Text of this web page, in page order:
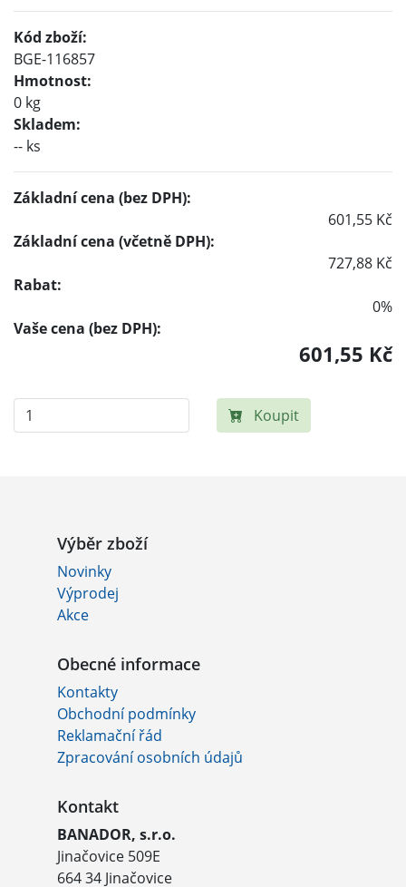
Kód zboží:
BGE-116857
Hmotnost:
0 kg
Skladem:
-- ks
Základní cena (bez DPH):
601,55 Kč
Základní cena (včetně DPH):
727,88 Kč
Rabat:
0%
Vaše cena (bez DPH):
601,55 Kč
Koupit
Výběr zboží
Novinky
Výprodej
Akce
Obecné informace
Kontakty
Obchodní podmínky
Reklamační řád
Zpracování osobních údajů
Kontakt
BANADOR, s.r.o.
Jinačovice 509E
664 34 Jinačovice